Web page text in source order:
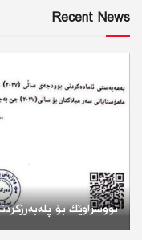
Recent News
نووسراوێك بۆ